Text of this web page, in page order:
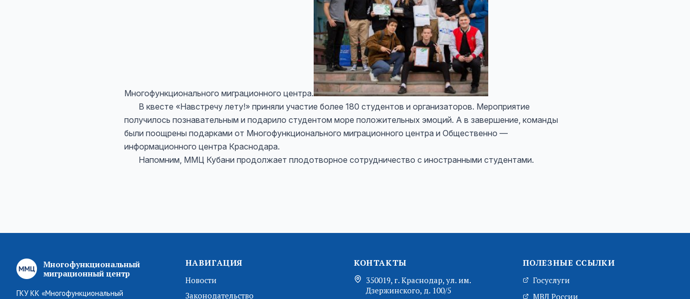
Многофункционального миграционного центра.
В квесте «Навстречу лету!» приняли участие более 180 студентов и организаторов. Мероприятие
получилось познавательным и подарило студентом море положительных эмоций. А в завершение, команды
были поощрены подарками от Многофункционального миграционного центра и Общественно —
информационного центра Краснодара.
Напомним, ММЦ Кубани продолжает плодотворное сотрудничество с иностранными студентами.
Многофункциональный
миграционный центр
ГКУ КК «Многофункциональный
НАВИГАЦИЯ
Новости
Законодательство
КОНТАКТЫ
350019, г. Краснодар, ул. им.
Дзержинского, д. 100/5
ПОЛЕЗНЫЕ ССЫЛКИ
Госуслуги
МВД России